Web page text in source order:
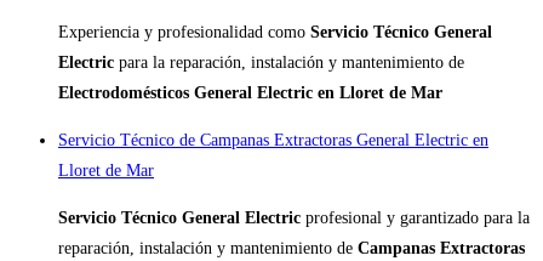
Experiencia y profesionalidad como Servicio Técnico General
Electric para la reparación, instalación y mantenimiento de
Electrodomésticos General Electric en Lloret de Mar
Servicio Técnico de Campanas Extractoras General Electric en
Lloret de Mar
Servicio Técnico General Electric profesional y garantizado para la
reparación, instalación y mantenimiento de Campanas Extractoras